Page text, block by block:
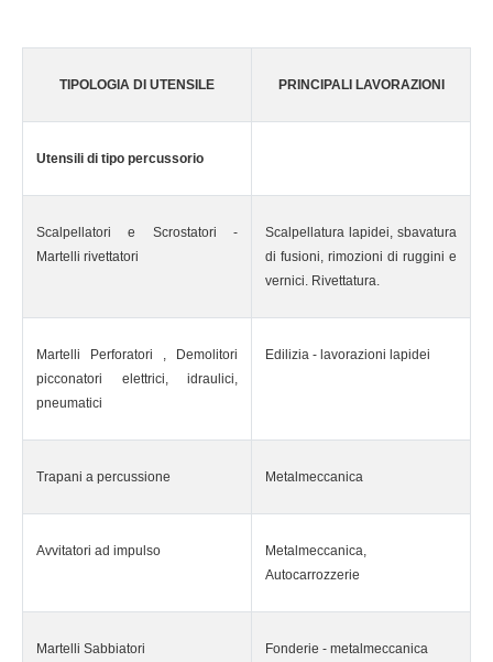
TIPOLOGIA DI UTENSILE PRINCIPALI LAVORAZIONI
Utensili di tipo percussorio
Scalpellatori e Scrostatori -
Martelli rivettatori
Scalpellatura lapidei, sbavatura
di fusioni, rimozioni di ruggini e
vernici. Rivettatura.
Martelli Perforatori , Demolitori
picconatori elettrici, idraulici,
pneumatici
Edilizia - lavorazioni lapidei
Trapani a percussione Metalmeccanica
Avvitatori ad impulso
Metalmeccanica,
Autocarrozzerie
Martelli Sabbiatori Fonderie - metalmeccanica